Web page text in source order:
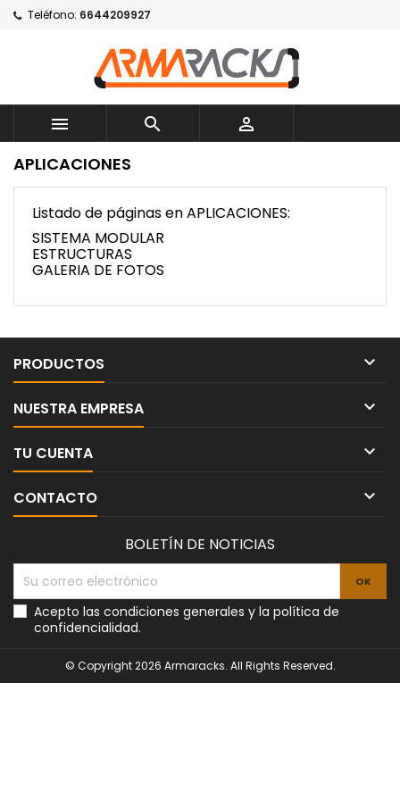
Teléfono: 6644209927
  
APLICACIONES
Listado de páginas en APLICACIONES:
SISTEMA MODULAR
ESTRUCTURAS
GALERIA DE FOTOS
PRODUCTOS 
NUESTRA EMPRESA 
TU CUENTA 
CONTACTO 
BOLETÍN DE NOTICIAS
Acepto las condiciones generales y la política de
confidencialidad.
© Copyright 2026 Armaracks. All Rights Reserved.